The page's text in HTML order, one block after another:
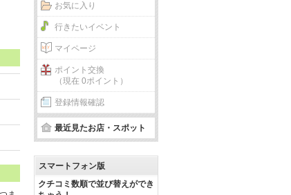
お気に入り
行きたいイベント
マイページ
ポイント交換
（現在 0ポイント）
登録情報確認
最近見たお店・スポット
スマートフォン版
クチコミ数順で並び替えができ